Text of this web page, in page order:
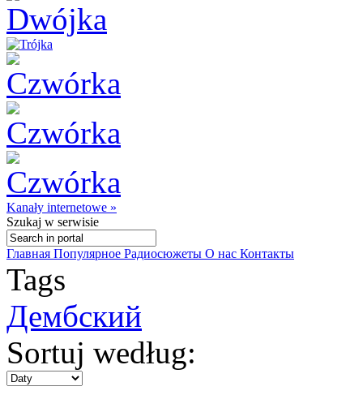
Kanały internetowe »
Szukaj w serwisie
Главная Популярное Радиосюжеты О нас Контакты
Tags
Дембский
Sortuj według: